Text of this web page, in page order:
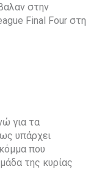
στην
Final Four στη
για τα
υπάρχει
που
της κυρίας